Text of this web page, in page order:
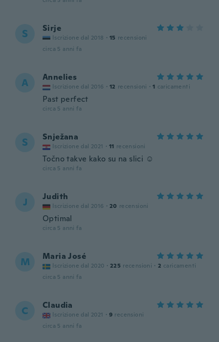
S Sirje
Iscrizione dal 2018 · 15 recensioni
circa 5 anni fa
A Annelies
Iscrizione dal 2016 · 12 recensioni · 1 caricamenti
Past perfect
circa 5 anni fa
S Snježana
Iscrizione dal 2021 · 11 recensioni
Točno takve kako su na slici ☺️
circa 5 anni fa
J Judith
Iscrizione dal 2016 · 20 recensioni
Optimal
circa 5 anni fa
M Maria José
Iscrizione dal 2020 · 225 recensioni · 2 caricamenti
circa 5 anni fa
C Claudia
Iscrizione dal 2021 · 9 recensioni
circa 5 anni fa